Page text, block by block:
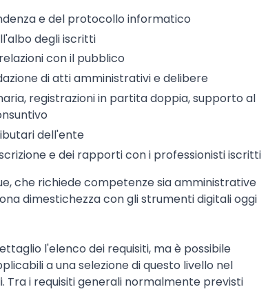
e del protocollo informatico
degli iscritti
con il pubblico
di atti amministrativi e delibere
registrazioni in partita doppia, supporto al
dell'ente
e dei rapporti con i professionisti iscritti
che richiede competenze sia amministrative
dimestichezza con gli strumenti digitali oggi
l'elenco dei requisiti, ma è possibile
a una selezione di questo livello nel
Tra i requisiti generali normalmente previsti